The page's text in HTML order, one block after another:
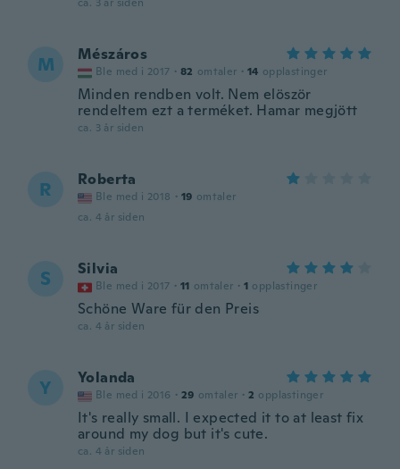
M Mészáros
Ble med i 2017 · 82 omtaler · 14 opplastinger
Minden rendben volt. Nem elöször
rendeltem ezt a terméket. Hamar megjött
ca. 3 år siden
R Roberta
Ble med i 2018 · 19 omtaler
ca. 4 år siden
S Silvia
Ble med i 2017 · 11 omtaler · 1 opplastinger
Schöne Ware für den Preis
ca. 4 år siden
Y Yolanda
Ble med i 2016 · 29 omtaler · 2 opplastinger
It's really small. I expected it to at least fix
around my dog but it's cute.
ca. 4 år siden